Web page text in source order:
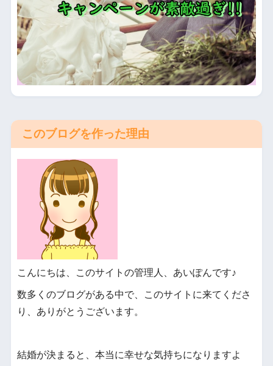
このブログを作った理由
こんにちは、このサイトの管理人、あいぽんです♪
数多くのブログがある中で、このサイトに来てくださ
り、ありがとうございます。
結婚が決まると、本当に幸せな気持ちになりますよ